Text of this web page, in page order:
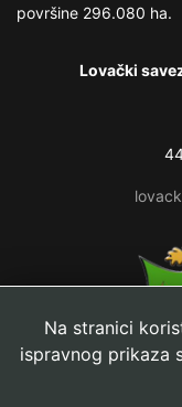
površine 296.080 ha.
Lovački
Na stranici
ispravnog prikaza